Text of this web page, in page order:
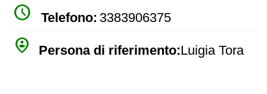
watch_later Telefono: 3383906375
person_pin_circle Persona di riferimento:Luigia Tora